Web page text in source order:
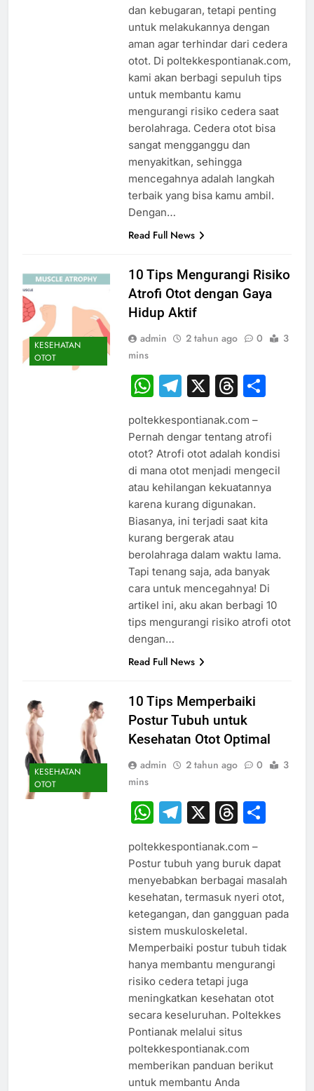
dan kebugaran, tetapi penting
untuk melakukannya dengan
aman agar terhindar dari cedera
otot. Di poltekkespontianak.com,
kami akan berbagi sepuluh tips
untuk membantu kamu
mengurangi risiko cedera saat
berolahraga. Cedera otot bisa
sangat mengganggu dan
menyakitkan, sehingga
mencegahnya adalah langkah
terbaik yang bisa kamu ambil.
Dengan…
Read Full News
KESEHATAN
OTOT
10 Tips Mengurangi Risiko
Atrofi Otot dengan Gaya
Hidup Aktif
admin 2 tahun ago 0
3
mins
WhatsApp
Telegram
X
poltekkespontianak.com –
Pernah dengar tentang atrofi
otot? Atrofi otot adalah kondisi
di mana otot menjadi mengecil
atau kehilangan kekuatannya
karena kurang digunakan.
Biasanya, ini terjadi saat kita
kurang bergerak atau
berolahraga dalam waktu lama.
Tapi tenang saja, ada banyak
cara untuk mencegahnya! Di
artikel ini, aku akan berbagi 10
tips mengurangi risiko atrofi otot
dengan…
Read Full News
KESEHATAN
OTOT
10 Tips Memperbaiki
Postur Tubuh untuk
Kesehatan Otot Optimal
admin 2 tahun ago 0
3
mins
WhatsApp
Telegram
X
poltekkespontianak.com –
Postur tubuh yang buruk dapat
menyebabkan berbagai masalah
kesehatan, termasuk nyeri otot,
ketegangan, dan gangguan pada
sistem muskuloskeletal.
Memperbaiki postur tubuh tidak
hanya membantu mengurangi
risiko cedera tetapi juga
meningkatkan kesehatan otot
secara keseluruhan. Poltekkes
Pontianak melalui situs
poltekkespontianak.com
memberikan panduan berikut
untuk membantu Anda